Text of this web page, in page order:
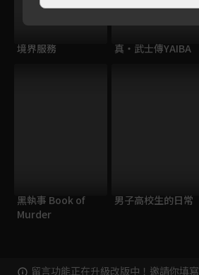
境界服務 真・武士傳YAIBA
黑執事 Book of
Murder
男子高校生的日常
留言功能正在升級改版中！邀請你填寫